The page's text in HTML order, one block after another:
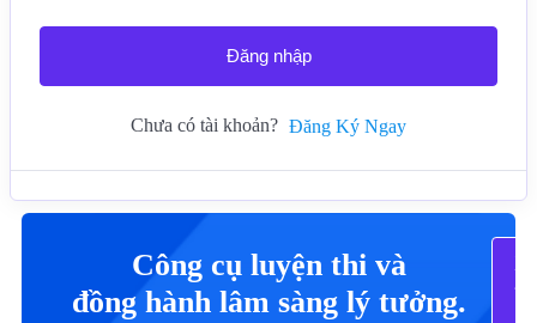
Đăng nhập
Chưa có tài khoản? Đăng Ký Ngay
Công cụ luyện thi và
đồng hành lâm sàng lý tưởng.